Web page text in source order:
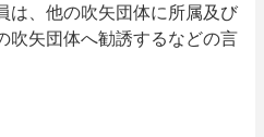
、他の吹矢団体に所属及び
吹矢団体へ勧誘するなどの言